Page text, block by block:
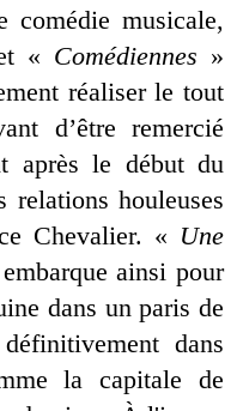
comédie musicale,
« Comédiennes »
réaliser le tout
d’être remercié
après le début du
relations houleuses
Chevalier. « Une
ainsi pour
dans un paris de
dans
la capitale de